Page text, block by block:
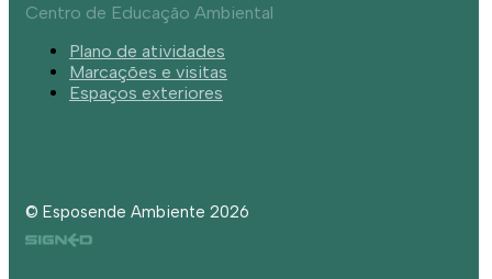
Centro de Educação Ambiental
Plano de atividades
Marcações e visitas
Espaços exteriores
© Esposende Ambiente 2026